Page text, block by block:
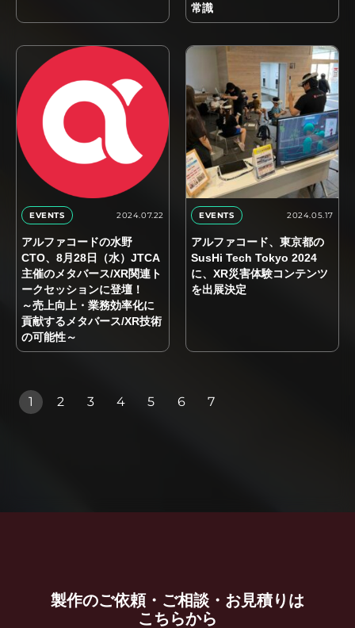
常識
EVENTS 2024.07.22
アルファコードの水野
CTO、8月28日（水）JTCA
主催のメタバース/XR関連ト
ークセッションに登壇！
～売上向上・業務効率化に
貢献するメタバース/XR技術
の可能性～
EVENTS 2024.05.17
アルファコード、東京都の
SusHi Tech Tokyo 2024
に、XR災害体験コンテンツ
を出展決定
1 2 3 4 5 6 7
製作のご依頼・ご相談・お見積りは
こちらから